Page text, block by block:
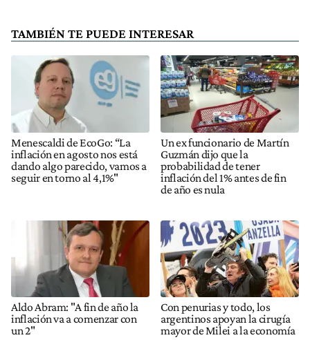
TAMBIÉN TE PUEDE INTERESAR
Menescaldi de EcoGo: “La
inflación en agosto nos está
dando algo parecido, vamos a
seguir en torno al 4,1%"
Un ex funcionario de Martín
Guzmán dijo que la
probabilidad de tener
inflación del 1% antes de fin
de año es nula
Aldo Abram: "A fin de año la
inflación va a comenzar con
un 2"
Con penurias y todo, los
argentinos apoyan la cirugía
mayor de Milei a la economía